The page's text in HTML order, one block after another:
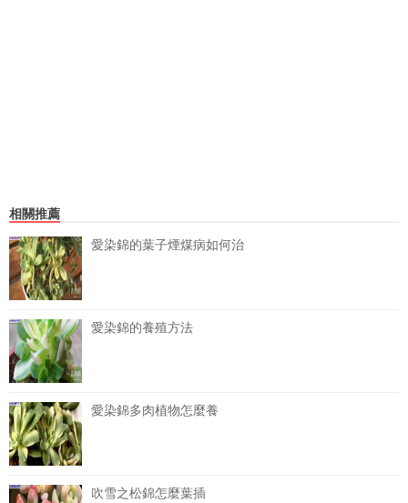
相關推薦
愛染錦的葉子煙煤病如何治
愛染錦的養殖方法
愛染錦多肉植物怎麼養
吹雪之松錦怎麼葉插